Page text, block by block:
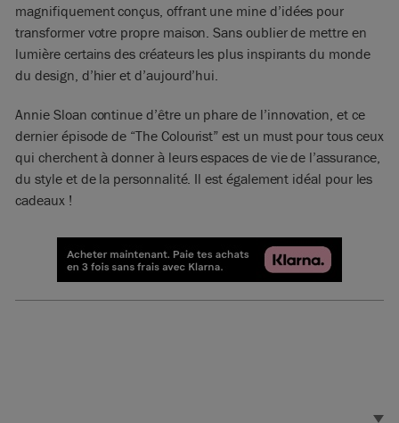
magnifiquement conçus, offrant une mine d’idées pour
transformer votre propre maison. Sans oublier de mettre en
lumière certains des créateurs les plus inspirants du monde
du design, d’hier et d’aujourd’hui.
Annie Sloan continue d’être un phare de l’innovation, et ce
dernier épisode de “The Colourist” est un must pour tous ceux
qui cherchent à donner à leurs espaces de vie de l’assurance,
du style et de la personnalité. Il est également idéal pour les
cadeaux !